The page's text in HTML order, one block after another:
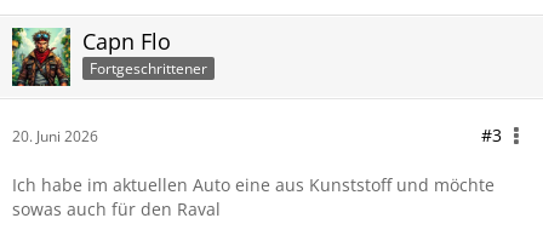
Capn Flo
Fortgeschrittener
20. Juni 2026 #3
Ich habe im aktuellen Auto eine aus Kunststoff und möchte
sowas auch für den Raval